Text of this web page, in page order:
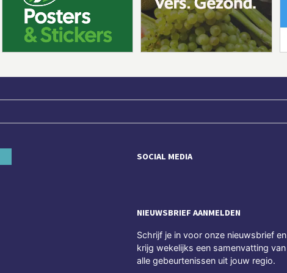
SOCIAL MEDIA
NIEUWSBRIEF AANMELDEN
Schrijf je in voor onze nieuwsbrief en
krijg wekelijks een samenvatting van
alle gebeurtenissen uit jouw regio.